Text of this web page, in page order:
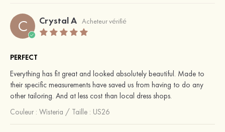
C Crystal A Acheteur vérifié
PERFECT
Everything has fit great and looked absolutely beautiful. Made to
their specific measurements have saved us from having to do any
other tailoring. And at less cost than local dress shops.
Couleur : Wisteria / Taille : US26